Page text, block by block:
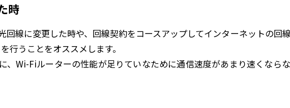
時
回線に変更した時や、回線契約をコースアップしてインターネットの回
行うことをオススメします。
、Wi-Fiルーターの性能が足りていなために通信速度があまり速くなら